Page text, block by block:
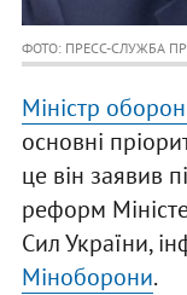
ФОТО: ПРЕСС-СЛУЖБА
Міністр
основні
це він заявив
реформ
Сил України,
Міноборони.